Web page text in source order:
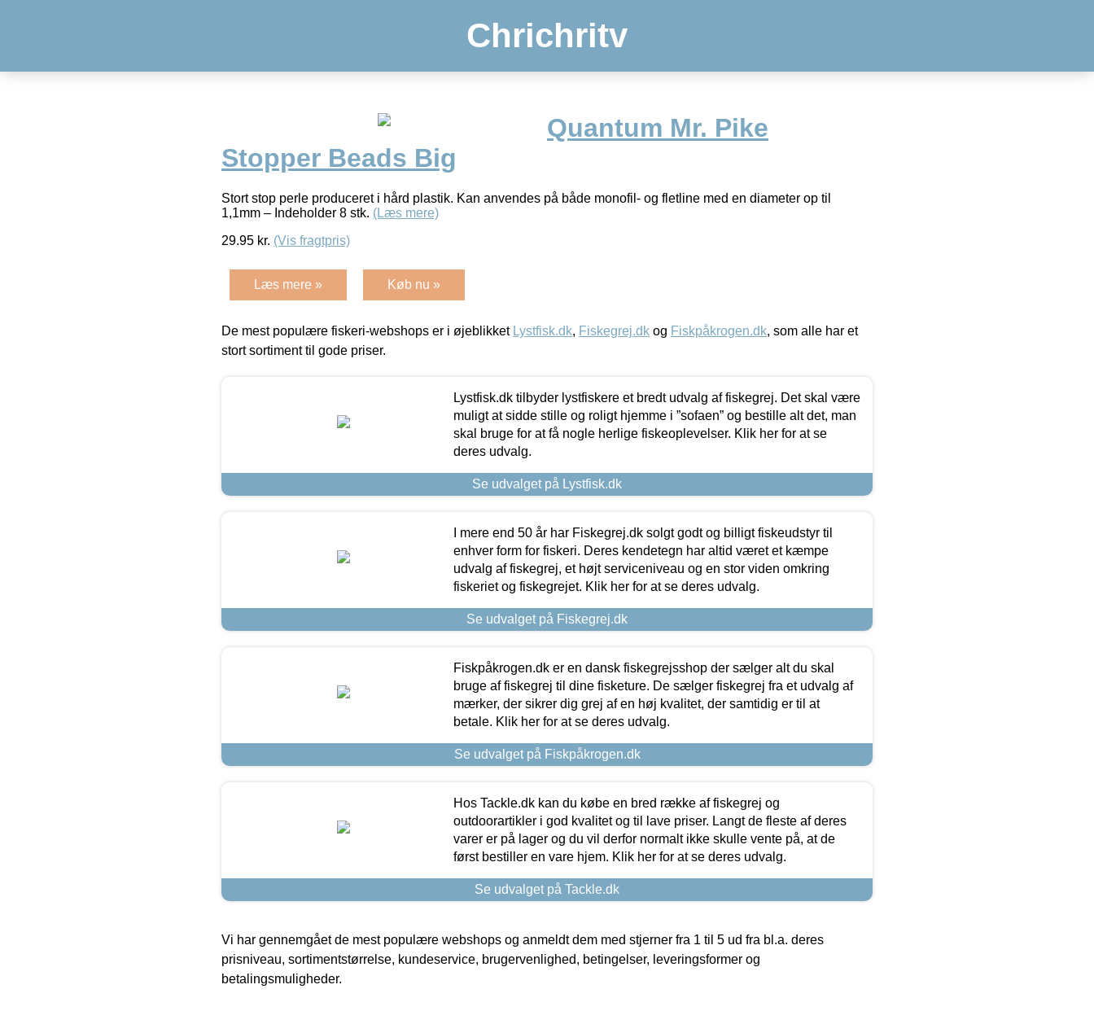
Chrichritv
Quantum Mr. Pike
Stopper Beads Big
Stort stop perle produceret i hård plastik. Kan anvendes på både monofil- og fletline med en diameter op til
1,1mm – Indeholder 8 stk. (Læs mere)
29.95 kr. (Vis fragtpris)
Læs mere » Køb nu »
De mest populære fiskeri-webshops er i øjeblikket Lystfisk.dk, Fiskegrej.dk og Fiskpåkrogen.dk, som alle har et
stort sortiment til gode priser.
Lystfisk.dk tilbyder lystfiskere et bredt udvalg af fiskegrej. Det skal være
muligt at sidde stille og roligt hjemme i ”sofaen” og bestille alt det, man
skal bruge for at få nogle herlige fiskeoplevelser. Klik her for at se
deres udvalg.
Se udvalget på Lystfisk.dk
I mere end 50 år har Fiskegrej.dk solgt godt og billigt fiskeudstyr til
enhver form for fiskeri. Deres kendetegn har altid været et kæmpe
udvalg af fiskegrej, et højt serviceniveau og en stor viden omkring
fiskeriet og fiskegrejet. Klik her for at se deres udvalg.
Se udvalget på Fiskegrej.dk
Fiskpåkrogen.dk er en dansk fiskegrejsshop der sælger alt du skal
bruge af fiskegrej til dine fisketure. De sælger fiskegrej fra et udvalg af
mærker, der sikrer dig grej af en høj kvalitet, der samtidig er til at
betale. Klik her for at se deres udvalg.
Se udvalget på Fiskpåkrogen.dk
Hos Tackle.dk kan du købe en bred række af fiskegrej og
outdoorartikler i god kvalitet og til lave priser. Langt de fleste af deres
varer er på lager og du vil derfor normalt ikke skulle vente på, at de
først bestiller en vare hjem. Klik her for at se deres udvalg.
Se udvalget på Tackle.dk
Vi har gennemgået de mest populære webshops og anmeldt dem med stjerner fra 1 til 5 ud fra bl.a. deres
prisniveau, sortimentstørrelse, kundeservice, brugervenlighed, betingelser, leveringsformer og
betalingsmuligheder.